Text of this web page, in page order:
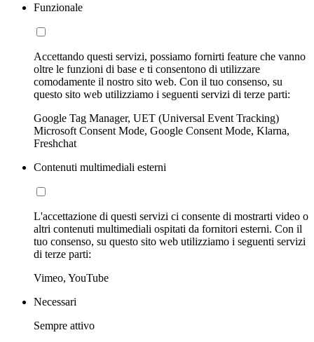
Funzionale
Accettando questi servizi, possiamo fornirti feature che vanno
oltre le funzioni di base e ti consentono di utilizzare
comodamente il nostro sito web. Con il tuo consenso, su
questo sito web utilizziamo i seguenti servizi di terze parti:
Google Tag Manager, UET (Universal Event Tracking)
Microsoft Consent Mode, Google Consent Mode, Klarna,
Freshchat
Contenuti multimediali esterni
L'accettazione di questi servizi ci consente di mostrarti video o
altri contenuti multimediali ospitati da fornitori esterni. Con il
tuo consenso, su questo sito web utilizziamo i seguenti servizi
di terze parti:
Vimeo, YouTube
Necessari
Sempre attivo